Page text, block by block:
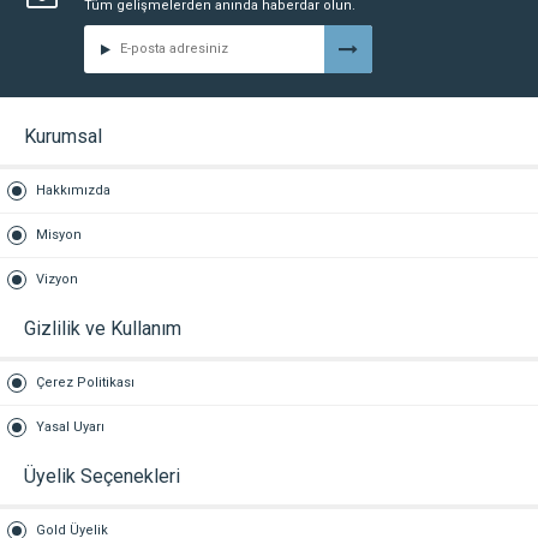
Tüm gelişmelerden anında haberdar olun.
Kurumsal
Hakkımızda
Misyon
Vizyon
Gizlilik ve Kullanım
Çerez Politikası
Yasal Uyarı
Üyelik Seçenekleri
Gold Üyelik